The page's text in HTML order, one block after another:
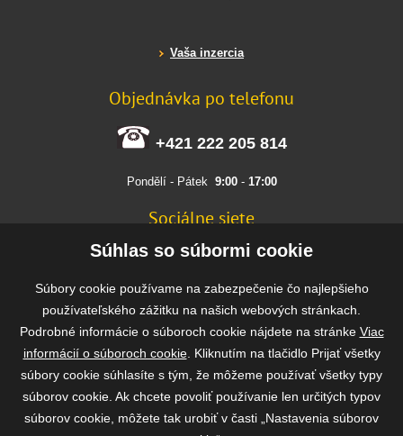
Vaša inzercia
Objednávka po telefonu
+421 222 205 814
Pondělí - Pátek 9:00- 17:00
Sociálne siete
FACEBOOK
Rýchla a bezpečná platba
Súhlas so súbormi cookie
Súbory cookie používame na zabezpečenie čo najlepšieho
používateľského zážitku na našich webových stránkach.
Podrobné informácie o súboroch cookie nájdete na stránke Viac
informácií o súboroch cookie. Kliknutím na tlačidlo Prijať všetky
súbory cookie súhlasíte s tým, že môžeme používať všetky typy
súborov cookie. Ak chcete povoliť používanie len určitých typov
súborov cookie, môžete tak urobiť v časti „Nastavenia súborov